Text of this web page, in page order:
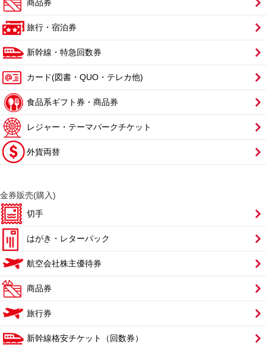
商品券
旅行・宿泊券
新幹線・特急回数券
カード(図書・QUO・テレカ他)
食品系ギフト券・商品券
レジャー・テーマパークチケット
外貨両替
金券販売(購入)
切手
はがき・レターパック
航空会社株主優待券
商品券
旅行券
新幹線格安チケット（回数券）